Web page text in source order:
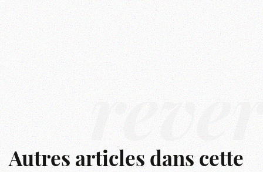
Autres articles dans cette